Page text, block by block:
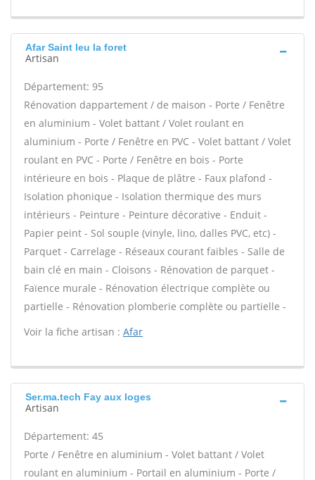
Afar Saint leu la foret
Artisan
Département: 95
Rénovation dappartement / de maison - Porte / Fenêtre
en aluminium - Volet battant / Volet roulant en
aluminium - Porte / Fenêtre en PVC - Volet battant / Volet
roulant en PVC - Porte / Fenêtre en bois - Porte
intérieure en bois - Plaque de plâtre - Faux plafond -
Isolation phonique - Isolation thermique des murs
intérieurs - Peinture - Peinture décorative - Enduit -
Papier peint - Sol souple (vinyle, lino, dalles PVC, etc) -
Parquet - Carrelage - Réseaux courant faibles - Salle de
bain clé en main - Cloisons - Rénovation de parquet -
Faïence murale - Rénovation électrique complète ou
partielle - Rénovation plomberie complète ou partielle -
Voir la fiche artisan : Afar
Ser.ma.tech Fay aux loges
Artisan
Département: 45
Porte / Fenêtre en aluminium - Volet battant / Volet
roulant en aluminium - Portail en aluminium - Porte /